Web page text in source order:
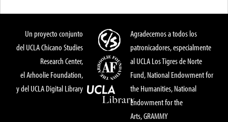
Un proyecto conjunto
del UCLA Chicano Studies
Research Center,
el Arhoolie Foundation,
y del UCLA Digital Library
Agradecemos a todos los
patronicadores, especialmente
al UCLA Los Tigres de Norte
Fund, National Endowment for
the Humanities, National
Endowment for the
Arts, GRAMMY